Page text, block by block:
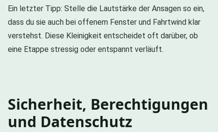
Ein letzter Tipp: Stelle die Lautstärke der Ansagen so ein,
dass du sie auch bei offenem Fenster und Fahrtwind klar
verstehst. Diese Kleinigkeit entscheidet oft darüber, ob
eine Etappe stressig oder entspannt verläuft.
Sicherheit, Berechtigungen
und Datenschutz